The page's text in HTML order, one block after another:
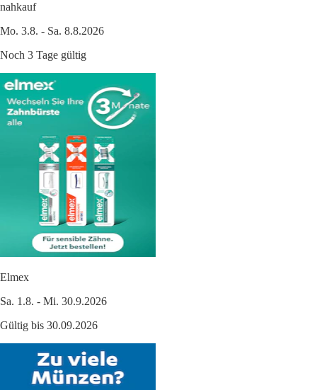
nahkauf
Mo. 3.8. - Sa. 8.8.2026
Noch 3 Tage gültig
Elmex
Sa. 1.8. - Mi. 30.9.2026
Gültig bis 30.09.2026